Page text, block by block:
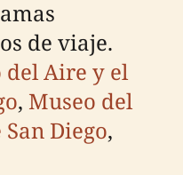
de viaje.
Aire y el
, Museo del
Diego,